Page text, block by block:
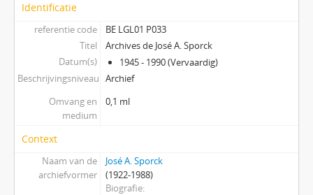
Identificatie
referentie code
BE LGL01 P033
Titel
Archives de José A. Sporck
Datum(s)
1945 - 1990 (Vervaardig)
Beschrijvingsniveau Archief
Omvang en
medium
0,1 ml
Context
Naam van de
archiefvormer
José A. Sporck
(1922-1988)
Biografie